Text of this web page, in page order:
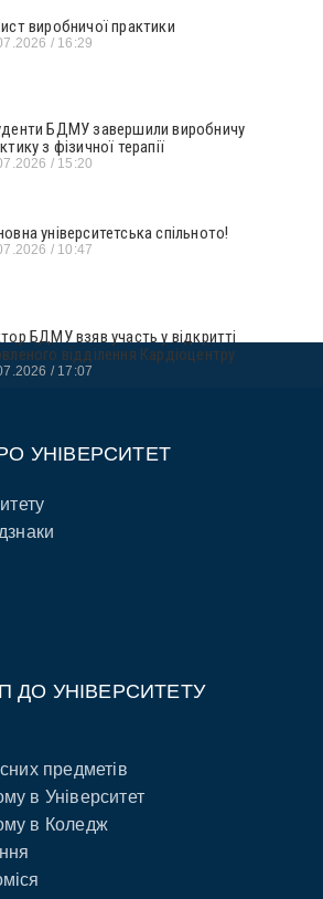
виробничої практики
16:29
БДМУ завершили виробничу
з фізичної терапії
15:20
університетська спільното!
10:47
БДМУ взяв участь у відкритті
відділення Кардіоцентру
17:07
УНІВЕРСИТЕТ
ДО УНІВЕРСИТЕТУ
предметів
в Університет
в Коледж